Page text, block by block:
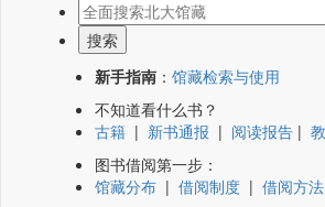
新手指南 ： 馆藏检索与使用
不知道看什么书？
古籍 | 新书通报 | 阅读报告 |
图书借阅第一步：
馆藏分布 | 借阅制度 | 借阅方法